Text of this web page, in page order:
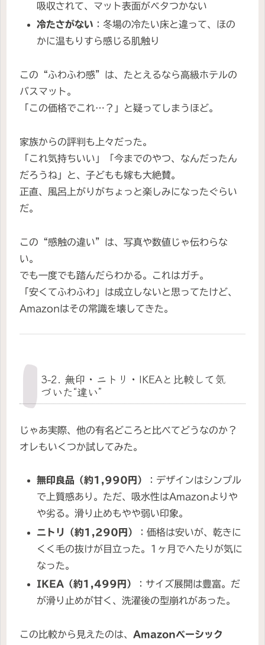
吸収されて、マット表面がベタつかない
冷たさがない ：冬場の冷たい床と違って、ほの
かに温もりすら感じる肌触り
この“ふわふわ感”は、たとえるなら高級ホテルの
バスマット。
「この価格でこれ…？」と疑ってしまうほど。
家族からの評判も上々だった。
「これ気持ちいい」「今までのやつ、なんだったん
だろうね」と、子どもも嫁も大絶賛。
正直、風呂上がりがちょっと楽しみになったぐらい
だ。
この“感触の違い”は、写真や数値じゃ伝わらな
い。
でも一度でも踏んだらわかる。これはガチ。
「安くてふわふわ」は成立しないと思ってたけど、
Amazonはその常識を壊してきた。
3-2. 無印・ニトリ・IKEAと比較して気
づいた“違い”
じゃあ実際、他の有名どころと比べてどうなのか？
オレもいくつか試してみた。
無印良品（約1,990円）
：デザインはシンプル
で上質感あり。ただ、吸水性はAmazonよりや
や劣る。滑り止めもやや弱い印象。
ニトリ（約1,290円）
：価格は安いが、乾きに
くく毛の抜けが目立った。1ヶ月でへたりが気に
なった。
IKEA（約1,499円）
：サイズ展開は豊富。だ
が滑り止めが甘く、洗濯後の型崩れがあった。
この比較から見えたのは、 Amazonベーシック